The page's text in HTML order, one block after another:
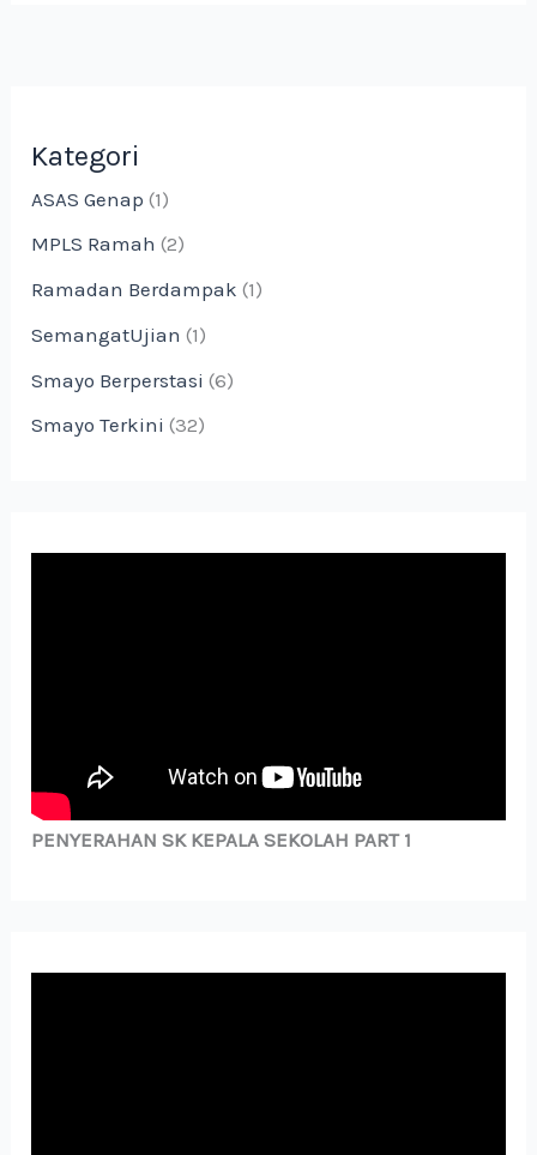
Kategori
ASAS Genap (1)
MPLS Ramah (2)
Ramadan Berdampak (1)
SemangatUjian (1)
Smayo Berperstasi (6)
Smayo Terkini (32)
PENYERAHAN SK KEPALA SEKOLAH PART 1